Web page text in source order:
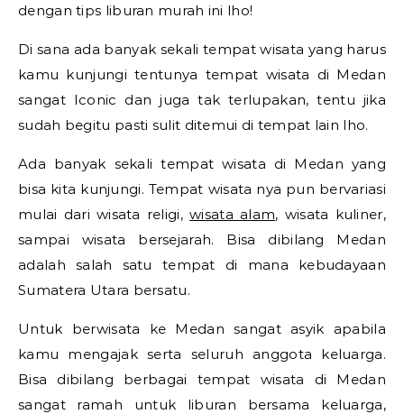
dengan tips liburan murah ini lho!
Di sana ada banyak sekali tempat wisata yang harus
kamu kunjungi tentunya tempat wisata di Medan
sangat Iconic dan juga tak terlupakan, tentu jika
sudah begitu pasti sulit ditemui di tempat lain lho.
Ada banyak sekali tempat wisata di Medan yang
bisa kita kunjungi. Tempat wisata nya pun bervariasi
mulai dari wisata religi,wisata alam, wisata kuliner,
sampai wisata bersejarah. Bisa dibilang Medan
adalah salah satu tempat di mana kebudayaan
Sumatera Utara bersatu.
Untuk berwisata ke Medan sangat asyik apabila
kamu mengajak serta seluruh anggota keluarga.
Bisa dibilang berbagai tempat wisata di Medan
sangat ramah untuk liburan bersama keluarga,